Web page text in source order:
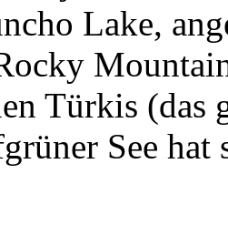
Türkis (das
See hat